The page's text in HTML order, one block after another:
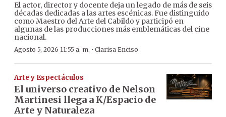
El actor, director y docente deja un legado de más de seis
décadas dedicadas a las artes escénicas. Fue distinguido
como Maestro del Arte del Cabildo y participó en
algunas de las producciones más emblemáticas del cine
nacional.
Agosto 5, 2026 11:55 a. m. · Clarisa Enciso
Arte y Espectáculos
El universo creativo de Nelson
Martinesi llega a K/Espacio de
Arte y Naturaleza